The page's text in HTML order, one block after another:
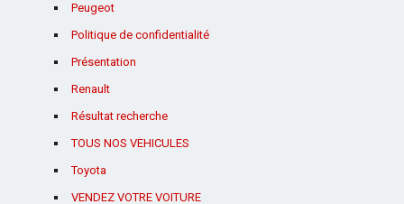
Peugeot
Politique de confidentialité
Présentation
Renault
Résultat recherche
TOUS NOS VEHICULES
Toyota
VENDEZ VOTRE VOITURE